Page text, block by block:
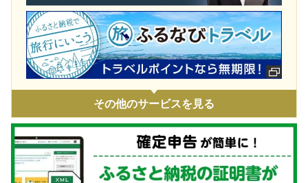
令和7年1・2月豪雪 災害支援
令和6年9月能登豪雨 災害支援
令和6年能登半島地震 災害支援
ウクライナ情勢による人道支援
その他のサービスを見る